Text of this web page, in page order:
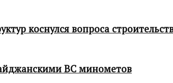
коснулся вопроса
ВС минометов